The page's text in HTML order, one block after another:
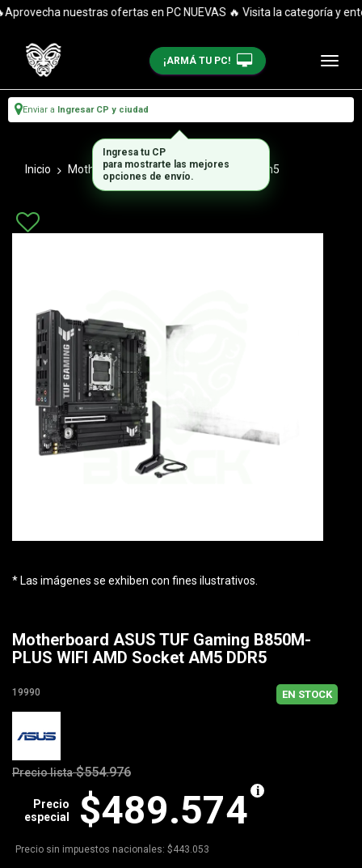
nuestras ofertas en PC NUEVAS 🔥 Visita la categoría y
¡ARMÁ TU PC!
Enviar a Ingresar CP y ciudad
Inicio Motherboards Motherboard Amd Am5
* Las imágenes se exhiben con fines ilustrativos.
Motherboard ASUS TUF Gaming B850M-
PLUS WIFI AMD Socket AM5 DDR5
19990 EN STOCK
Precio lista $554.976
$489.574
Precio
especial
Precio sin impuestos nacionales: $443.053
Ingresa tu CP
para mostrarte las mejores
opciones de envío.